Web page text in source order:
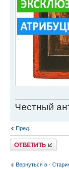
Честный
Пред.
Ответить
Вернуться в -